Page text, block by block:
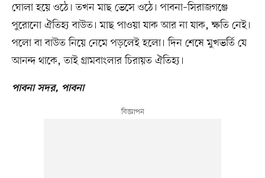
ঘোলা হয়ে ওঠে। তখন মাছ ভেসে ওঠে। পাবনা–সিরাজগঞ্জে
পুরোনো ঐতিহ্য বাউত। মাছ পাওয়া যাক আর না যাক, ক্ষতি নেই।
পলো বা বাউত নিয়ে নেমে পড়লেই হলো। দিন শেষে মুখভর্তি যে
আনন্দ থাকে, তাই গ্রামবাংলার চিরায়ত ঐতিহ্য।
পাবনা সদর, পাবনা